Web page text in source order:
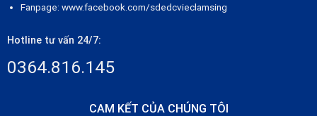
Fanpage: www.facebook.com/sdedcvieclamsing
Hotline tư vấn 24/7:
0364.816.145
CAM KẾT CỦA CHÚNG TÔI